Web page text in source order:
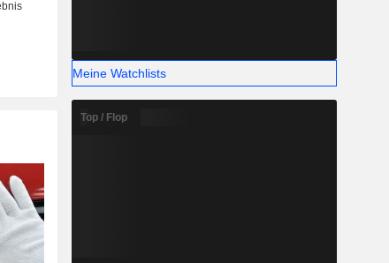
Meine Watchlists
Top / Flop